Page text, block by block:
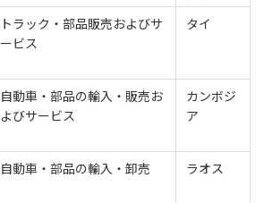
トラック・部品販売およびサ
ービス
タイ
自動車・部品の輸入・販売お
よびサービス
カンボジ
ア
自動車・部品の輸入・卸売 ラオス